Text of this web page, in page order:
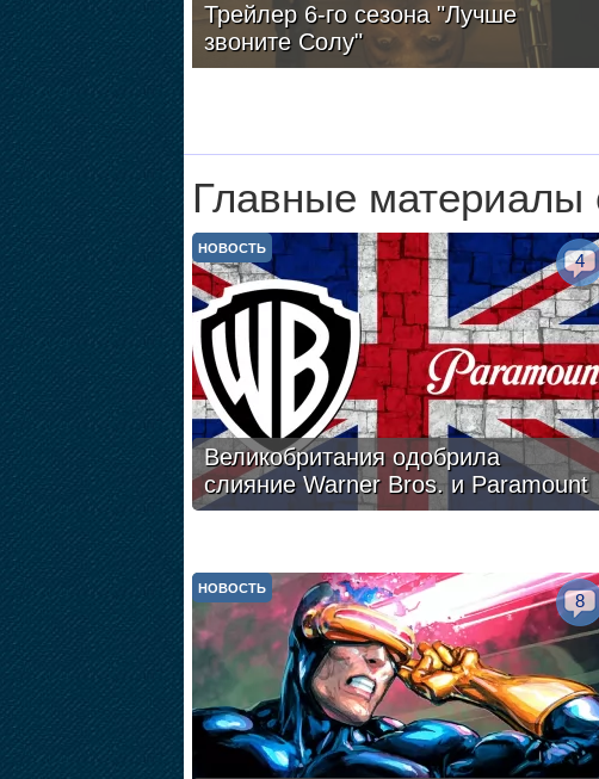
Трейлер 6-го сезона "Лучше
звоните Солу"
Главные материалы
Великобритания одобрила
слияние Warner Bros. и Paramount
НОВОСТЬ
4
НОВОСТЬ
8